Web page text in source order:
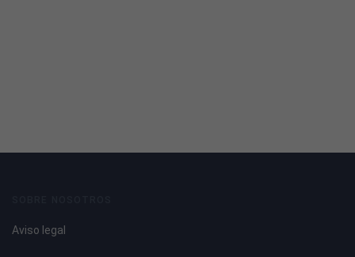
Aviso legal